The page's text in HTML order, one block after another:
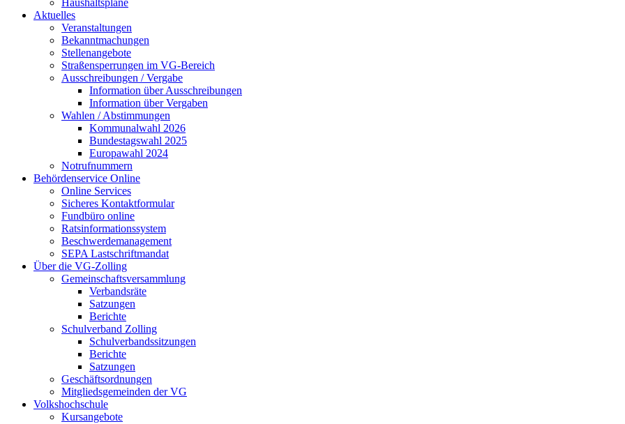
Haushaltspläne
Aktuelles
Veranstaltungen
Bekanntmachungen
Stellenangebote
Straßensperrungen im VG-Bereich
Ausschreibungen / Vergabe
Information über Ausschreibungen
Information über Vergaben
Wahlen / Abstimmungen
Kommunalwahl 2026
Bundestagswahl 2025
Europawahl 2024
Notrufnummern
Behördenservice Online
Online Services
Sicheres Kontaktformular
Fundbüro online
Ratsinformationssystem
Beschwerdemanagement
SEPA Lastschriftmandat
Über die VG-Zolling
Gemeinschaftsversammlung
Verbandsräte
Satzungen
Berichte
Schulverband Zolling
Schulverbandssitzungen
Berichte
Satzungen
Geschäftsordnungen
Mitgliedsgemeinden der VG
Volkshochschule
Kursangebote